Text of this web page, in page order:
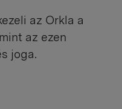
az Orkla a
az ezen
joga.